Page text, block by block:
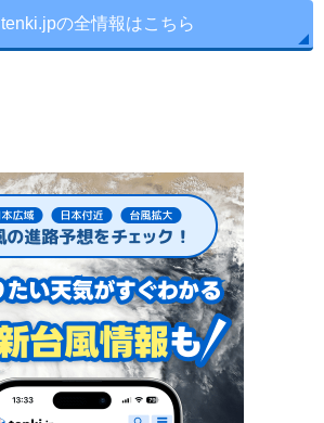
tenki.jpの全情報はこちら